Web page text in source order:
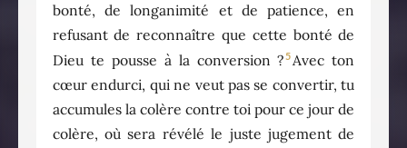
bonté, de longanimité et de patience, en
refusant de reconnaître que cette bonté de
Dieu te pousse à la conversion ?5Avec ton
cœur endurci, qui ne veut pas se convertir, tu
accumules la colère contre toi pour ce jour de
colère, où sera révélé le juste jugement de